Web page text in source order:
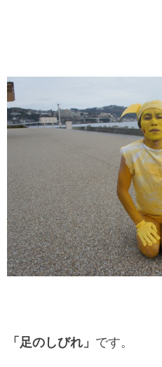
「足のしびれ」 です。